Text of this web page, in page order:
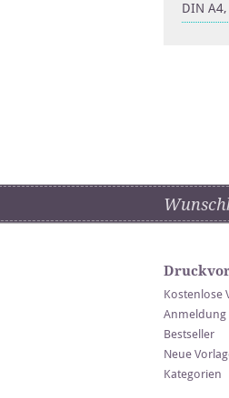
DIN
Kostenlose
Anmeldung
Bestseller
Neue
Kategorien